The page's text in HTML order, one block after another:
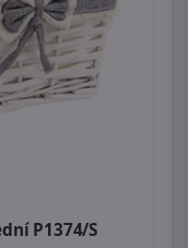
P1374/S